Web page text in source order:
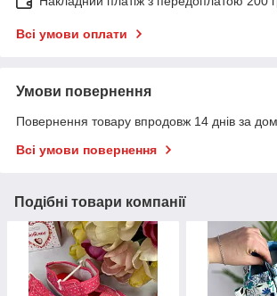
Всі умови оплати
Умови повернення
Повернення товару впродовж 14 днів за
Всі умови повернення
Подібні товари компанії